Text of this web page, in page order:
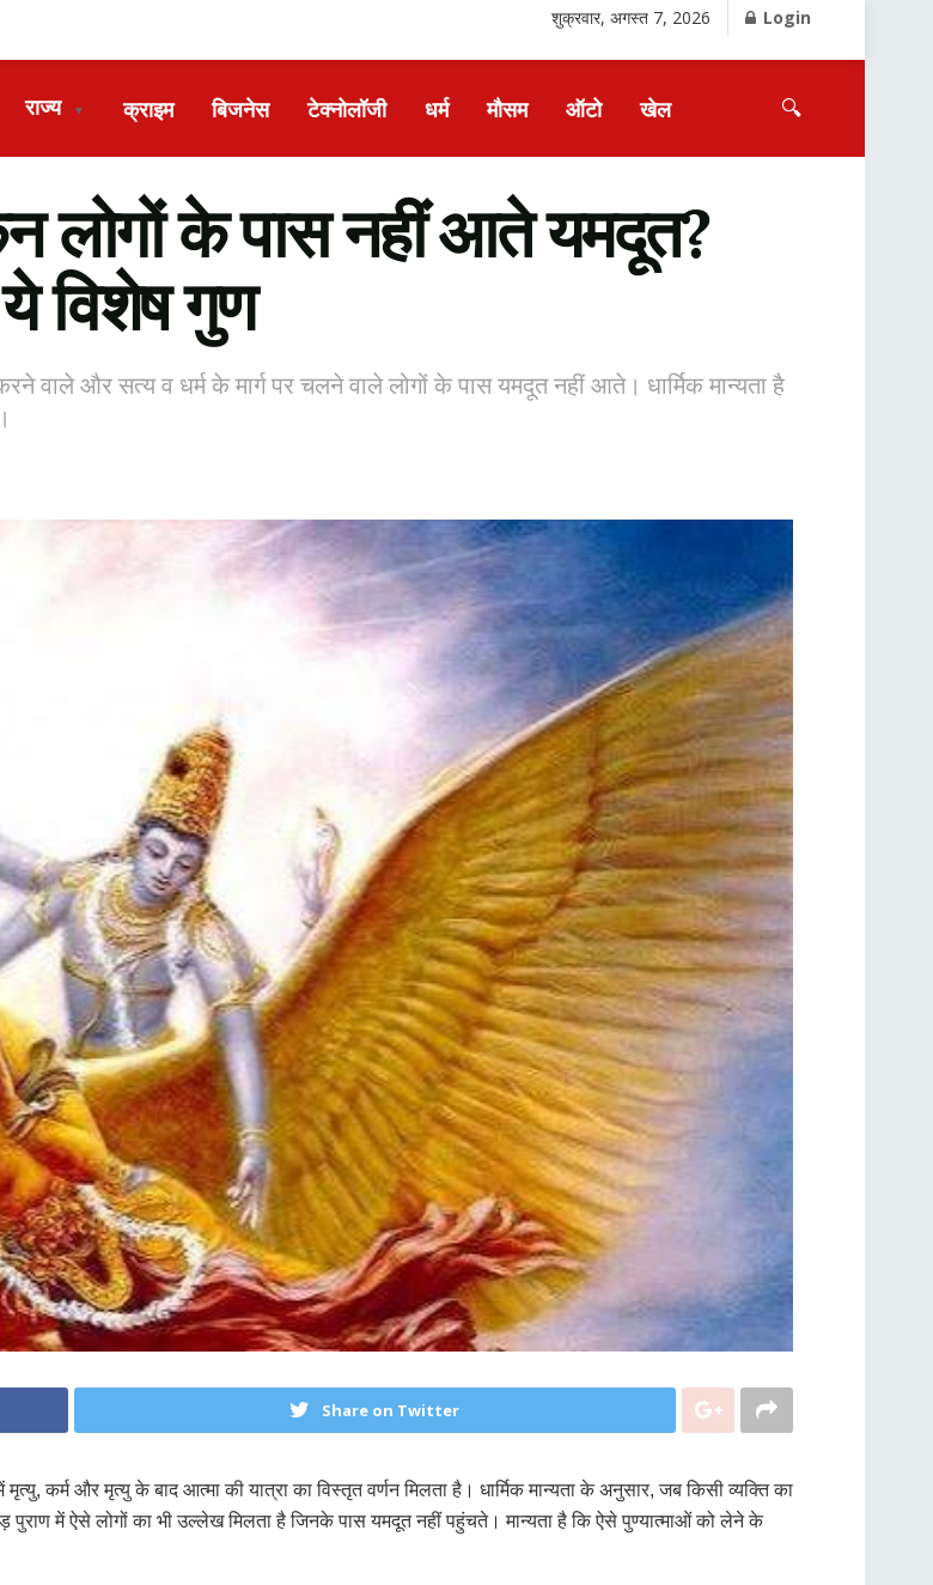
शुक्रवार, अगस्त 7, 2026 Login
राज्य ▼ क्राइम बिजनेस टेक्नोलॉजी धर्म मौसम ऑटो खेल 🔍
के पास नहीं आते यमदूत?
विशेष गुण
वाले और सत्य व धर्म के मार्ग पर चलने वाले लोगों के पास यमदूत नहीं आते। धार्मिक मान्यता है
Share on Twitter
मृत्यु, कर्म और मृत्यु के बाद आत्मा की यात्रा का विस्तृत वर्णन मिलता है। धार्मिक मान्यता के अनुसार, जब किसी व्यक्ति का
में ऐसे लोगों का भी उल्लेख मिलता है जिनके पास यमदूत नहीं पहुंचते। मान्यता है कि ऐसे पुण्यात्माओं को लेने के